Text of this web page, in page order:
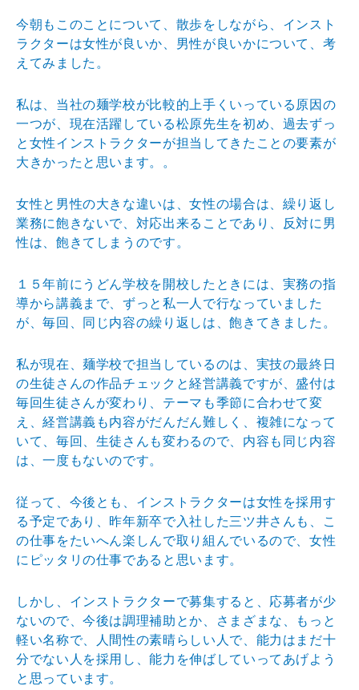
今朝もこのことについて、散歩をしながら、インスト
ラクターは女性が良いか、男性が良いかについて、考
えてみました。
私は、当社の麺学校が比較的上手くいっている原因の
一つが、現在活躍している松原先生を初め、過去ずっ
と女性インストラクターが担当してきたことの要素が
大きかったと思います。。
女性と男性の大きな違いは、女性の場合は、繰り返し
業務に飽きないで、対応出来ることであり、反対に男
性は、飽きてしまうのです。
１５年前にうどん学校を開校したときには、実務の指
導から講義まで、ずっと私一人で行なっていました
が、毎回、同じ内容の繰り返しは、飽きてきました。
私が現在、麺学校で担当しているのは、実技の最終日
の生徒さんの作品チェックと経営講義ですが、盛付は
毎回生徒さんが変わり、テーマも季節に合わせて変
え、経営講義も内容がだんだん難しく、複雑になって
いて、毎回、生徒さんも変わるので、内容も同じ内容
は、一度もないのです。
従って、今後とも、インストラクターは女性を採用す
る予定であり、昨年新卒で入社した三ツ井さんも、こ
の仕事をたいへん楽しんで取り組んでいるので、女性
にピッタリの仕事であると思います。
しかし、インストラクターで募集すると、応募者が少
ないので、今後は調理補助とか、さまざまな、もっと
軽い名称で、人間性の素晴らしい人で、能力はまだ十
分でない人を採用し、能力を伸ばしていってあげよう
と思っています。